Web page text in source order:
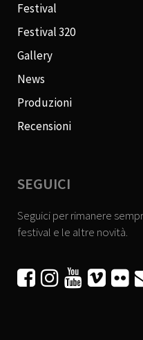
Festival
Festival 320
Gallery
News
Produzioni
Recensioni
SEGUICI
Seguici per rimanere
festival e le altre novità.
    